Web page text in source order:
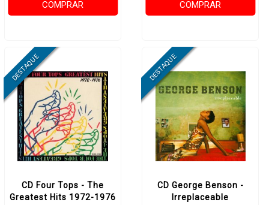
COMPRAR COMPRAR
CD Four Tops - The
Greatest Hits 1972-1976
CD George Benson -
Irreplaceable